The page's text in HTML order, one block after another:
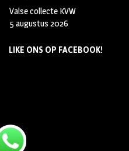
Valse collecte KVW
5 augustus 2026
LIKE ONS OP FACEBOOK!